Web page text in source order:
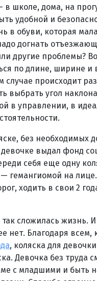
школе, дома, на
удобной и
в обуви, которая
догнать
другие проблемы?
по длине, ширине и
происходит
выбрать угол
в управлении, в
без необходимых
выдал фонд
себя еще одну
гемангиомой на
ходить в свои 2
сложилась жизнь. И
нет. Благодаря всем,
, коляска для
Девочка без труда
с младшими и быть